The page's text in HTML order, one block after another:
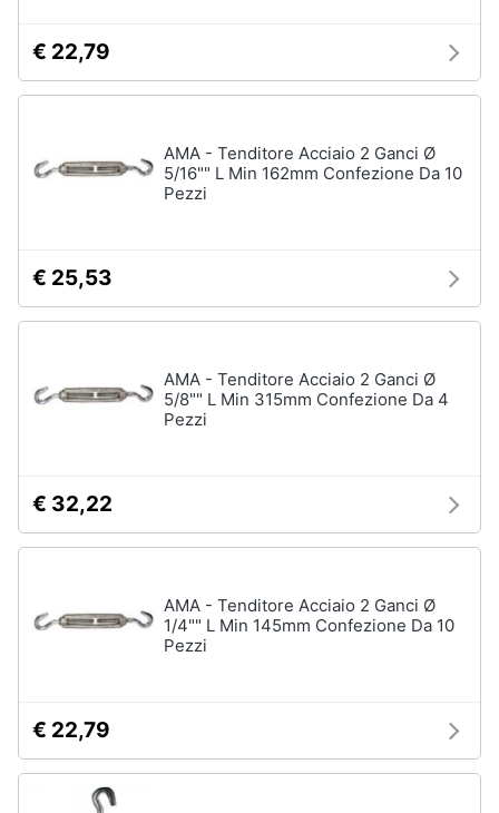
€ 22,79
AMA - Tenditore Acciaio 2 Ganci Ø
5/16"" L Min 162mm Confezione Da 10
Pezzi
€ 25,53
AMA - Tenditore Acciaio 2 Ganci Ø
5/8"" L Min 315mm Confezione Da 4
Pezzi
€ 32,22
AMA - Tenditore Acciaio 2 Ganci Ø
1/4"" L Min 145mm Confezione Da 10
Pezzi
€ 22,79